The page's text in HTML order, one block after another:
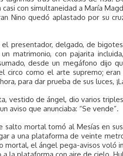
con simultaneidad a María
Nino quedó aplastado por su
presentador, delgado, de
matrimonio, con pajarita
desde un megáfono dijo
circo como el arte supremo;
para dar prueba de sus luces,
vestido de ángel, dio varios
aviso que anunciaba: “Se vende”.
mortal tomó al Mesías en
a una plataforma de veinte
mortal, el ángel pega-avisos voló